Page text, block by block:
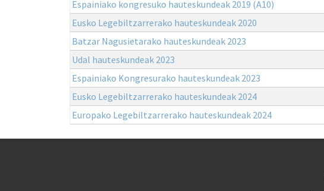
Espainiako kongresuko hauteskundeak 2019 (A10)
Eusko Legebiltzarrerako hauteskundeak 2020
Batzar Nagusietarako hauteskundeak 2023
Udal hauteskundeak 2023
Espainiako Kongresurako hauteskundeak 2023
Eusko Legebiltzarrerako hauteskundeak 2024
Europako Legebiltzarrerako hauteskundeak 2024